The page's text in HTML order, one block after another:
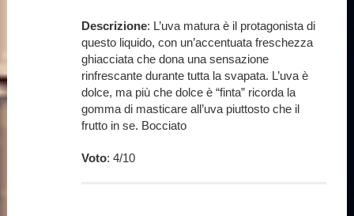
Descrizione: L’uva matura è il protagonista di
questo liquido, con un’accentuata freschezza
ghiacciata che dona una sensazione
rinfrescante durante tutta la svapata. L’uva è
dolce, ma più che dolce è “finta” ricorda la
gomma di masticare all’uva piuttosto che il
frutto in se. Bocciato
Voto: 4/10